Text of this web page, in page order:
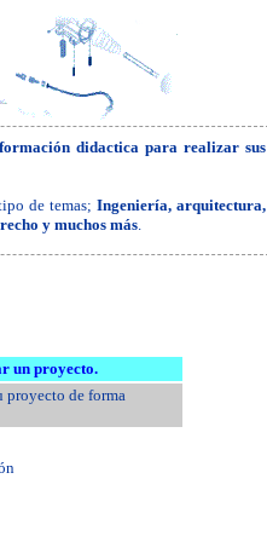
didactica para realizar sus
de temas; Ingeniería, arquitectura,
y muchos más.
un proyecto.
proyecto de forma